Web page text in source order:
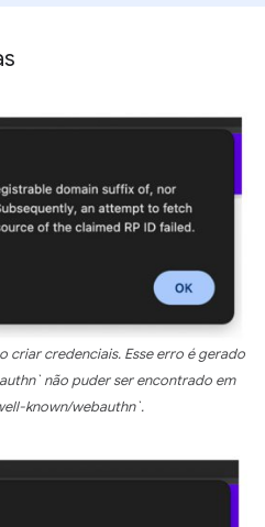
criar credenciais. Esse erro é gerado
não puder ser encontrado em
known/webauthn`.